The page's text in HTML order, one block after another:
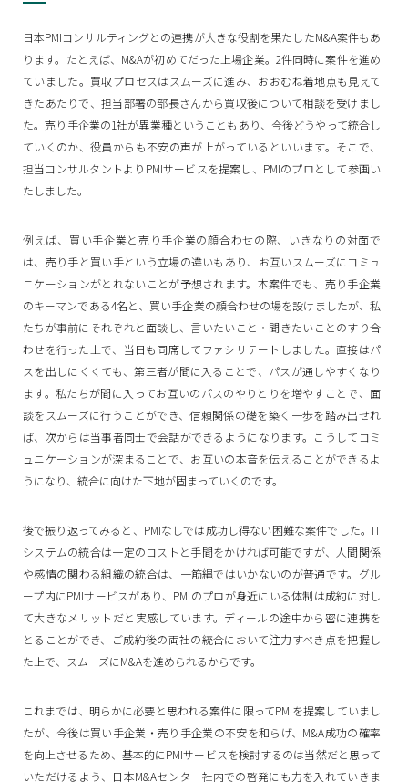
日本PMIコンサルティングとの連携が大きな役割を果たしたM&A案件もあ
ります。たとえば、M&Aが初めてだった上場企業。2件同時に案件を進め
ていました。買収プロセスはスムーズに進み、おおむね着地点も見えて
きたあたりで、担当部署の部長さんから買収後について相談を受けまし
た。売り手企業の1社が異業種ということもあり、今後どうやって統合し
ていくのか、役員からも不安の声が上がっているといいます。そこで、
担当コンサルタントよりPMIサービスを提案し、PMIのプロとして参画い
たしました。
例えば、買い手企業と売り手企業の顔合わせの際、いきなりの対面で
は、売り手と買い手という立場の違いもあり、お互いスムーズにコミュ
ニケーションがとれないことが予想されます。本案件でも、売り手企業
のキーマンである4名と、買い手企業の顔合わせの場を設けましたが、私
たちが事前にそれぞれと面談し、言いたいこと・聞きたいことのすり合
わせを行った上で、当日も同席してファシリテートしました。直接はパ
スを出しにくくても、第三者が間に入ることで、パスが通しやすくなり
ます。私たちが間に入ってお互いのパスのやりとりを増やすことで、面
談をスムーズに行うことができ、信頼関係の礎を築く一歩を踏み出せれ
ば、次からは当事者同士で会話ができるようになります。こうしてコミ
ュニケーションが深まることで、お互いの本音を伝えることができるよ
うになり、統合に向けた下地が固まっていくのです。
後で振り返ってみると、PMIなしでは成功し得ない困難な案件でした。IT
システムの統合は一定のコストと手間をかければ可能ですが、人間関係
や感情の関わる組織の統合は、一筋縄ではいかないのが普通です。グル
ープ内にPMIサービスがあり、PMIのプロが身近にいる体制は成約に対し
て大きなメリットだと実感しています。ディールの途中から密に連携を
とることができ、ご成約後の両社の統合において注力すべき点を把握し
た上で、スムーズにM&Aを進められるからです。
これまでは、明らかに必要と思われる案件に限ってPMIを提案していまし
たが、今後は買い手企業・売り手企業の不安を和らげ、M&A成功の確率
を向上させるため、基本的にPMIサービスを検討するのは当然だと思って
いただけるよう、日本M&Aセンター社内での啓発にも力を入れていきま